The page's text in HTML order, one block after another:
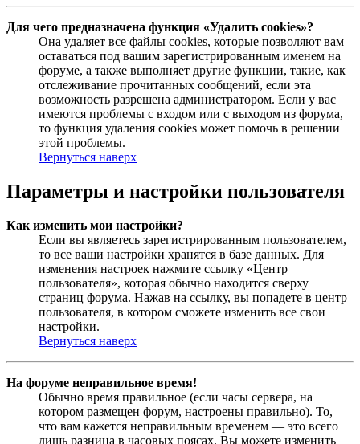
Для чего предназначена функция «Удалить cookies»?
Она удаляет все файлы cookies, которые позволяют вам
оставаться под вашим зарегистрированным именем на
форуме, а также выполняет другие функции, такие, как
отслеживание прочитанных сообщений, если эта
возможность разрешена администратором. Если у вас
имеются проблемы с входом или с выходом из форума,
то функция удаления cookies может помочь в решении
этой проблемы.
Вернуться наверх
Параметры и настройки пользователя
Как изменить мои настройки?
Если вы являетесь зарегистрированным пользователем,
то все ваши настройки хранятся в базе данных. Для
изменения настроек нажмите ссылку «Центр
пользователя», которая обычно находится сверху
страниц форума. Нажав на ссылку, вы попадете в центр
пользователя, в котором сможете изменить все свои
настройки.
Вернуться наверх
На форуме неправильное время!
Обычно время правильное (если часы сервера, на
котором размещен форум, настроены правильно). То,
что вам кажется неправильным временем — это всего
лишь разница в часовых поясах. Вы можете изменить